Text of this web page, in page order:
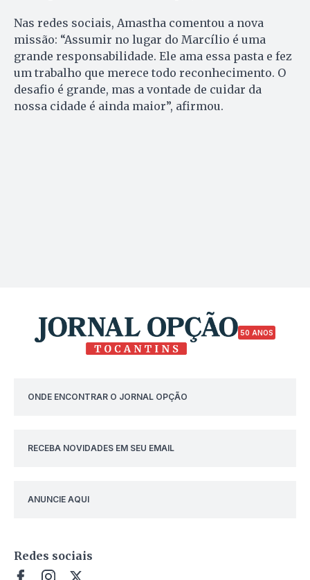
Nas redes sociais, Amastha comentou a nova
missão: “Assumir no lugar do Marcílio é uma
grande responsabilidade. Ele ama essa pasta e fez
um trabalho que merece todo reconhecimento. O
desafio é grande, mas a vontade de cuidar da
nossa cidade é ainda maior”, afirmou.
50 ANOS
ONDE ENCONTRAR O JORNAL OPÇÃO
RECEBA NOVIDADES EM SEU EMAIL
ANUNCIE AQUI
Redes sociais